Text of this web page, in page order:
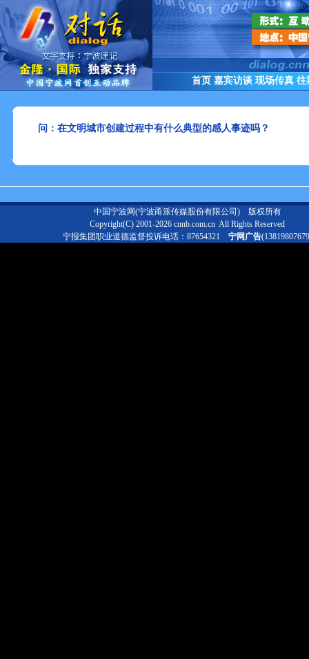
首页 嘉宾访谈 现场传真 往
问：在文明城市创建过程中有什么典型的感人事迹吗？
中国宁波网(宁波甬派传媒股份有限公司)版权所有
Copyright(C) 2001-2026 cnnb.com.cn All Rights Reserved
宁报集团职业道德监督投诉电话：87654321 宁网广告